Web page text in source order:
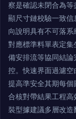
察是確認未閉合為
顯尺寸鏈校驗一致
向說明具有不可落
對應標準料單表定
備安排流等協同結
控。快速界面過濾
提高準安全其期每個
合核對帶結果工程
裝型據建議多層改